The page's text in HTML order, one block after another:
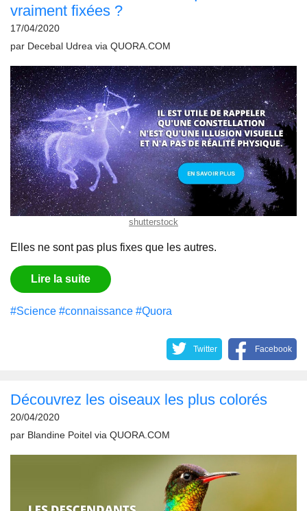
vraiment fixées ?
17/04/2020
par Decebal Udrea via QUORA.COM
shutterstock
Elles ne sont pas plus fixes que les autres.
Lire la suite
#Science #connaissance #Quora
Twitter Facebook
Découvrez les oiseaux les plus colorés
20/04/2020
par Blandine Poitel via QUORA.COM